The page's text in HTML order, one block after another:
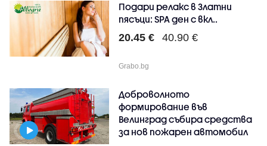
Подари релакс в Златни
пясъци: SPA ден с вкл..
20.45 € 40.90 €
Grabo.bg
Доброволното
формирование във
Велинград събира средства
за нов пожарен автомобил